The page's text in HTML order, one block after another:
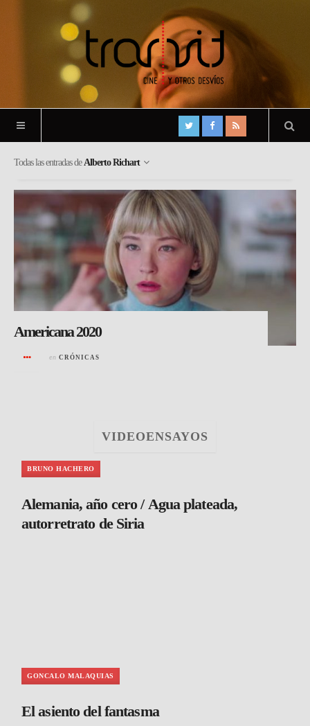
Todas las entradas deAlberto Richart
Americana 2020
en CRÓNICAS
VIDEOENSAYOS
BRUNO HACHERO
Alemania, año cero / Agua plateada,
autorretrato de Siria
GONCALO MALAQUIAS
El asiento del fantasma